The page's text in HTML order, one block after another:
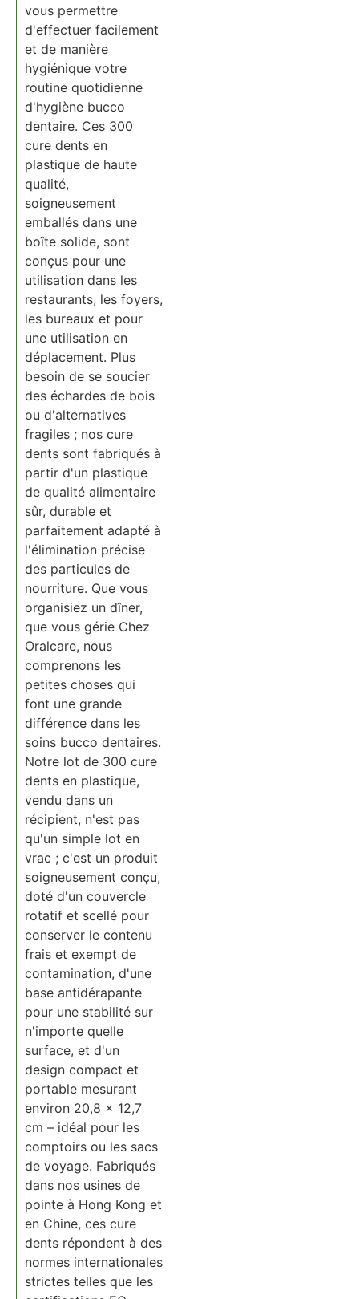
vous permettre
d'effectuer facilement
et de manière
hygiénique votre
routine quotidienne
d'hygiène bucco
dentaire. Ces 300
cure dents en
plastique de haute
qualité,
soigneusement
emballés dans une
boîte solide, sont
conçus pour une
utilisation dans les
restaurants, les foyers,
les bureaux et pour
une utilisation en
déplacement. Plus
besoin de se soucier
des échardes de bois
ou d'alternatives
fragiles ; nos cure
dents sont fabriqués à
partir d'un plastique
de qualité alimentaire
sûr, durable et
parfaitement adapté à
l'élimination précise
des particules de
nourriture. Que vous
organisiez un dîner,
que vous gérie Chez
Oralcare, nous
comprenons les
petites choses qui
font une grande
différence dans les
soins bucco dentaires.
Notre lot de 300 cure
dents en plastique,
vendu dans un
récipient, n'est pas
qu'un simple lot en
vrac ; c'est un produit
soigneusement conçu,
doté d'un couvercle
rotatif et scellé pour
conserver le contenu
frais et exempt de
contamination, d'une
base antidérapante
pour une stabilité sur
n'importe quelle
surface, et d'un
design compact et
portable mesurant
environ 20,8 x 12,7
cm – idéal pour les
comptoirs ou les sacs
de voyage. Fabriqués
dans nos usines de
pointe à Hong Kong et
en Chine, ces cure
dents répondent à des
normes internationales
strictes telles que les